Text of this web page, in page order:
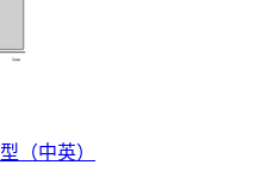
（中英）